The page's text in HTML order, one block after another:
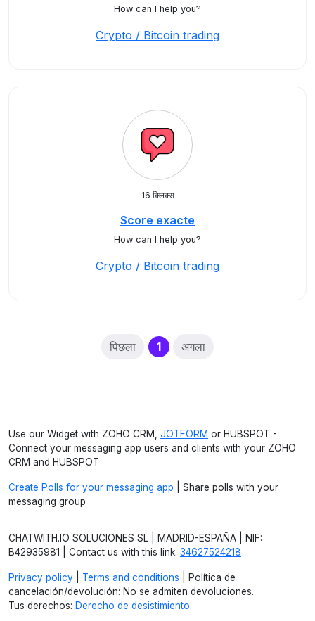
How can I help you?
Crypto / Bitcoin trading
16 क्लिक्स
Score exacte
How can I help you?
Crypto / Bitcoin trading
पिछला 1(current)
अगला
Use our Widget with ZOHO CRM, JOTFORM or HUBSPOT -
Connect your messaging app users and clients with your ZOHO
CRM and HUBSPOT
Create Polls for your messaging app | Share polls with your
messaging group
CHATWITH.IO SOLUCIONES SL | MADRID-ESPAÑA | NIF:
B42935981 | Contact us with this link: 34627524218
Privacy policy Terms and conditions | Política de
cancelación/devolución: No se admiten devoluciones.
Tus derechos: Derecho de desistimiento.